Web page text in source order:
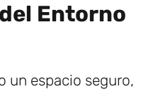
Entorno
un espacio seguro,